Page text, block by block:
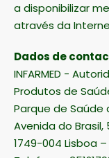
a disponibilizar
através da
Dados de
INFARMED -
Produtos de
Parque de Saúde
Avenida do Brasil,
1749-004 Lisboa